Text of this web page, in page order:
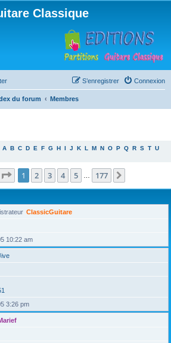
Classique
Connexion
S’enregistrer
du forum Membres
A B C D E F G H I J K L M N O P Q R S T U
Page 1sur177
1 2 3 4 5 177
ClassicGuitare
10:22 am
3:26 pm